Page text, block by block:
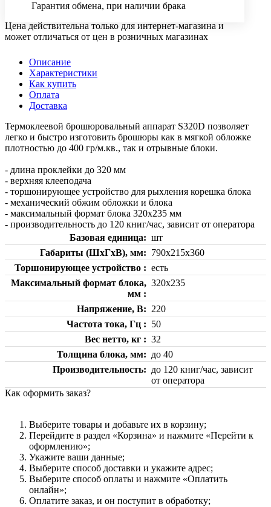
Гарантия обмена, при наличии брака
Цена действительна только для интернет-магазина и
может отличаться от цен в розничных магазинах
Описание
Характеристики
Как купить
Оплата
Доставка
Термоклеевой брошюровальный аппарат S320D позволяет
легко и быстро изготовить брошюры как в мягкой обложке
плотностью до 400 гр/м.кв., так и отрывные блоки.
- длина проклейки до 320 мм
- верхняя клееподача
- торшонирующее устройство для рыхления корешка блока
- механический обжим обложки и блока
- максимальный формат блока 320х235 мм
- производительность до 120 книг/час, зависит от оператора
Базовая единица
шт
Габариты (ШхГхВ), мм
790x215x360
Торшонирующее устройство
есть
Максимальный формат блока,
мм
320х235
Напряжение, В
220
Частота тока, Гц
50
Вес нетто, кг
32
Толщина блока, мм
до 40
Производительность
до 120 книг/час, зависит
от оператора
Как оформить заказ?
Выберите товары и добавьте их в корзину;
Перейдите в раздел «Корзина» и нажмите «Перейти к
оформлению»;
Укажите ваши данные;
Выберите способ доставки и укажите адрес;
Выберите способ оплаты и нажмите «Оплатить
онлайн»;
Оплатите заказ, и он поступит в обработку;